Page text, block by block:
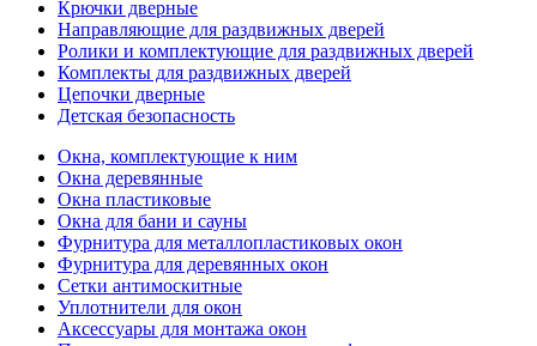
Крючки дверные
Направляющие для раздвижных дверей
Ролики и комплектующие для раздвижных дверей
Комплекты для раздвижных дверей
Цепочки дверные
Детская безопасность
Окна, комплектующие к ним
Окна деревянные
Окна пластиковые
Окна для бани и сауны
Фурнитура для металлопластиковых окон
Фурнитура для деревянных окон
Сетки антимоскитные
Уплотнители для окон
Аксессуары для монтажа окон